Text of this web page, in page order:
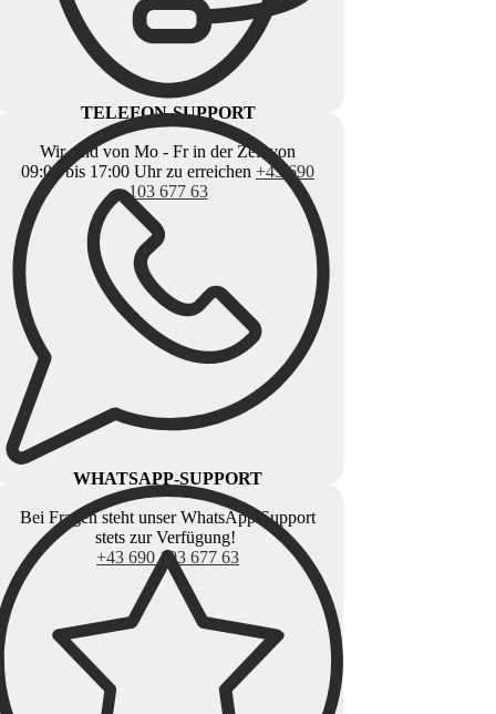
TELEFON-SUPPORT
Wir sind von Mo - Fr in der Zeit von
09:00 bis 17:00 Uhr zu erreichen +43 690
103 677 63
WHATSAPP-SUPPORT
Bei Fragen steht unser WhatsApp Support
stets zur Verfügung!
+43 690 103 677 63